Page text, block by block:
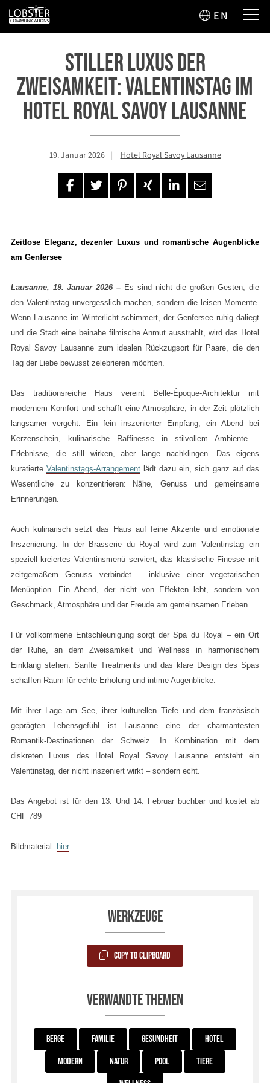
EN
STILLER LUXUS DER
ZWEISAMKEIT: VALENTINSTAG IM
HOTEL ROYAL SAVOY LAUSANNE
19. Januar 2026 Hotel Royal Savoy Lausanne
Zeitlose Eleganz, dezenter Luxus und romantische Augenblicke
am Genfersee
Lausanne, 19. Januar 2026 –Es sind nicht die großen Gesten, die
den Valentinstag unvergesslich machen, sondern die leisen Momente.
Wenn Lausanne im Winterlicht schimmert, der Genfersee ruhig daliegt
und die Stadt eine beinahe filmische Anmut ausstrahlt, wird das Hotel
Royal Savoy Lausanne zum idealen Rückzugsort für Paare, die den
Tag der Liebe bewusst zelebrieren möchten.
Das traditionsreiche Haus vereint Belle-Époque-Architektur mit
modernem Komfort und schafft eine Atmosphäre, in der Zeit plötzlich
langsamer vergeht. Ein fein inszenierter Empfang, ein Abend bei
Kerzenschein, kulinarische Raffinesse in stilvollem Ambiente –
Erlebnisse, die still wirken, aber lange nachklingen. Das eigens
kuratierte Valentinstags-Arrangementlädt dazu ein, sich ganz auf das
Wesentliche zu konzentrieren: Nähe, Genuss und gemeinsame
Erinnerungen.
Auch kulinarisch setzt das Haus auf feine Akzente und emotionale
Inszenierung: In der Brasserie du Royal wird zum Valentinstag ein
speziell kreiertes Valentinsmenü serviert, das klassische Finesse mit
zeitgemäßem Genuss verbindet – inklusive einer vegetarischen
Menüoption. Ein Abend, der nicht von Effekten lebt, sondern von
Geschmack, Atmosphäre und der Freude am gemeinsamen Erleben.
Für vollkommene Entschleunigung sorgt der Spa du Royal – ein Ort
der Ruhe, an dem Zweisamkeit und Wellness in harmonischem
Einklang stehen. Sanfte Treatments und das klare Design des Spas
schaffen Raum für echte Erholung und intime Augenblicke.
Mit ihrer Lage am See, ihrer kulturellen Tiefe und dem französisch
geprägten Lebensgefühl ist Lausanne eine der charmantesten
Romantik-Destinationen der Schweiz. In Kombination mit dem
diskreten Luxus des Hotel Royal Savoy Lausanne entsteht ein
Valentinstag, der nicht inszeniert wirkt – sondern echt.
Das Angebot ist für den 13. Und 14. Februar buchbar und kostet ab
CHF 789
Bildmaterial: hier
Werkzeuge
Copy to Clipboard
Verwandte Themen
Berge Familie Gesundheit
Hotel
Modern
Natur Pool
Tiere